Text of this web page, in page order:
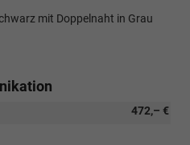
mit Doppelnaht in Grau
472,– €